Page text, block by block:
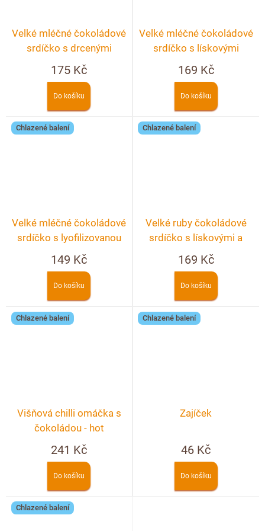
Velké mléčné čokoládové
srdíčko s drcenými
lyofilizovanými malinami a
ostružinami
175 Kč
Do košíku
Velké mléčné čokoládové
srdíčko s lískovými
ořechy
169 Kč
Do košíku
Chlazené balení
Velké mléčné čokoládové
srdíčko s lyofilizovanou
jahodou a malinou
149 Kč
Do košíku
Chlazené balení
Velké ruby čokoládové
srdíčko s lískovými a
pistáciovými ořechy
169 Kč
Do košíku
Chlazené balení
Višňová chilli omáčka s
čokoládou - hot
241 Kč
Do košíku
Chlazené balení
Zajíček
46 Kč
Do košíku
Chlazené balení